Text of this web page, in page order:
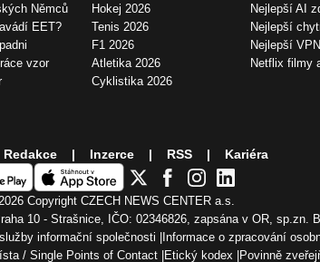
Němců
EET?
vzor
Hokej 2026
Tenis 2026
F1 2026
Atletika 2026
Cyklistika 2026
Nejlepší AI
Nejlepší
Nejlepší
Netflix filmy
Redakce Inzerce RSS Kariéra
Copyright CZECH NEWS CENTER a.s.
10 - Strašnice, IČO: 02346826, zapsána v OR, sp.zn.
informační společnosti Informace o zpracování
/ Single Points of Contact Etický kodex Povinně